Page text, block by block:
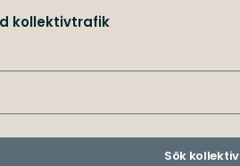
kollektivtrafik
Sök